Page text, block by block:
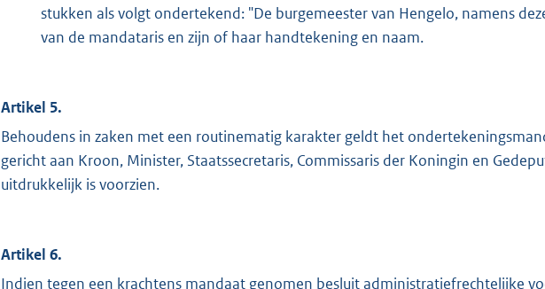
stukken als volgt ondertekend: "De burgemeester van Hengelo, namens
van de mandataris en zijn of haar handtekening en naam.
Artikel 5.
Behoudens in zaken met een routinematig karakter geldt het
gericht aan Kroon, Minister, Staatssecretaris, Commissaris der Koningin en
uitdrukkelijk is voorzien.
Artikel 6.
Indien tegen een krachtens mandaat genomen besluit administratiefrechtelijke